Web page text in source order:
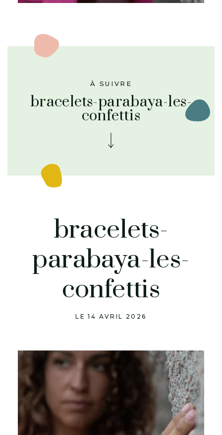
À SUIVRE
bracelets-parabaya-les-
confettis
bracelets-
parabaya-les-
confettis
LE 14 AVRIL 2026